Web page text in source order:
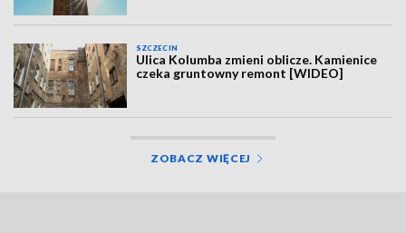
SZCZECIN
Ulica Kolumba zmieni oblicze. Kamienice
czeka gruntowny remont [WIDEO]
ZOBACZ WIĘCEJ